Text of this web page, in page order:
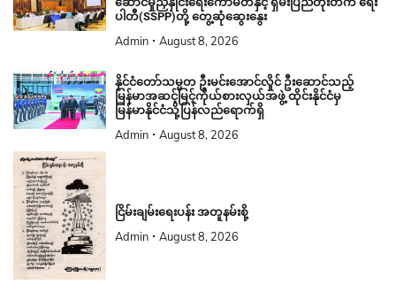
ပါတီ(SSPP)တို့ တွေ့ဆုံဆွေးနွေး
Admin August 8, 2026
နိုင်ငံတော်သမ္မတ ဦးမင်းအောင်လှိုင် ဦးဆောင်သည့်
မြန်မာအဆင့်မြင့်ကိုယ်စားလှယ်အဖွဲ့ ထိုင်းနိုင်ငံမှ
မြန်မာနိုင်ငံသို့ပြန်လည်ရောက်ရှိ
Admin August 8, 2026
ငြိမ်းချမ်းရေးပန်း အတူနမ်းစို့
Admin August 8, 2026